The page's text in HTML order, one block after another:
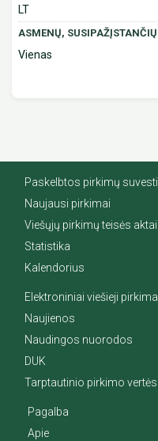
LT
ASMENŲ,
Vienas
Paskelbtos pirkimų
Naujausi pirkimai
Viešųjų pirkimų teisės aktai
Statistika
Kalendorius
Elektroniniai viešieji
Naujienos
Naudingos nuorodos
DUK
Tarptautinio pirkimo
Pagalba
Apie